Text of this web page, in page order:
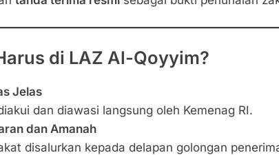
di LAZ Al-Qoyyim?
Jelas
dan diawasi langsung oleh Kemenag RI.
dan Amanah
disalurkan kepada delapan golongan